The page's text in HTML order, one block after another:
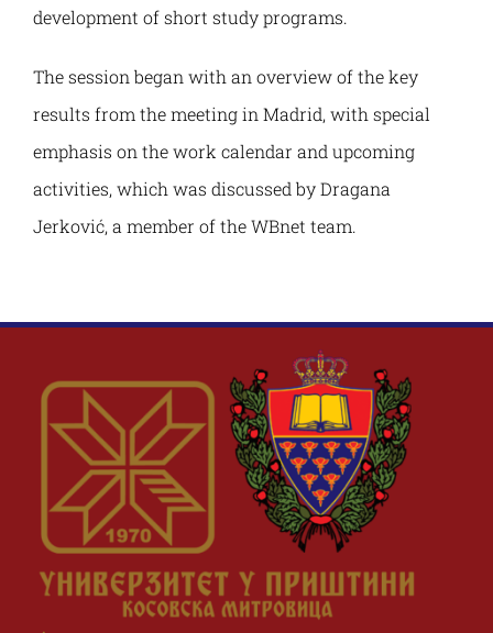
development of short study programs.
The session began with an overview of the key
results from the meeting in Madrid, with special
emphasis on the work calendar and upcoming
activities, which was discussed by Dragana
Jerković, a member of the WBnet team.